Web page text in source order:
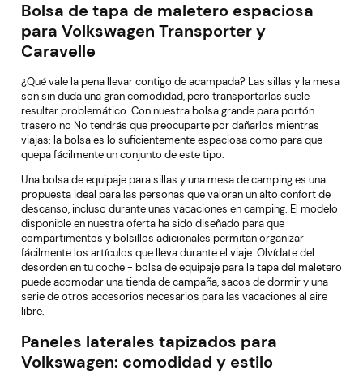
Bolsa de tapa de maletero espaciosa
para Volkswagen Transporter y
Caravelle
¿Qué vale la pena llevar contigo de acampada? Las sillas y la mesa
son sin duda una gran comodidad, pero transportarlas suele
resultar problemático. Con nuestra bolsa grande para portón
trasero no No tendrás que preocuparte por dañarlos mientras
viajas: la bolsa es lo suficientemente espaciosa como para que
quepa fácilmente un conjunto de este tipo.
Una bolsa de equipaje para sillas y una mesa de camping es una
propuesta ideal para las personas que valoran un alto confort de
descanso, incluso durante unas vacaciones en camping. El modelo
disponible en nuestra oferta ha sido diseñado para que
compartimentos y bolsillos adicionales permitan organizar
fácilmente los artículos que lleva durante el viaje. Olvídate del
desorden en tu coche - bolsa de equipaje para la tapa del maletero
puede acomodar una tienda de campaña, sacos de dormir y una
serie de otros accesorios necesarios para las vacaciones al aire
libre.
Paneles laterales tapizados para
Volkswagen: comodidad y estilo